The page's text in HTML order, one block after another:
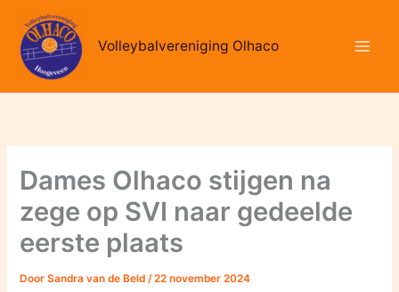
naar
inhoud
Volleybalvereniging Olhaco
Dames Olhaco stijgen na
zege op SVI naar gedeelde
eerste plaats
DoorSandra van de Beld/22 november 2024